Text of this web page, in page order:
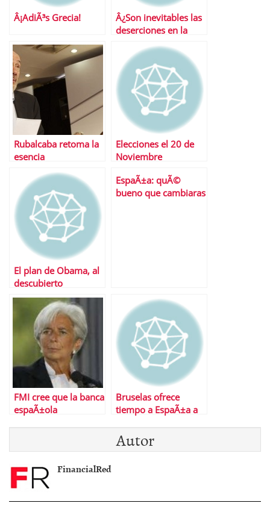
Â¡AdiÃ³s Grecia!
Â¿Son inevitables las
deserciones en la
Rubalcaba retoma la
esencia
Elecciones el 20 de
Noviembre
El plan de Obama, al
descubierto
EspaÃ±a: quÃ©
bueno que cambiaras
FMI cree que la banca
espaÃ±ola
Bruselas ofrece
tiempo a EspaÃ±a a
ajustes
Autor
FinancialRed